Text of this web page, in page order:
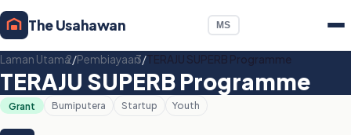
The Usahawan MS
Laman Utama/Pembiayaan/TERAJU SUPERB Programme
TERAJU SUPERB Programme
Grant Bumiputera Startup Youth